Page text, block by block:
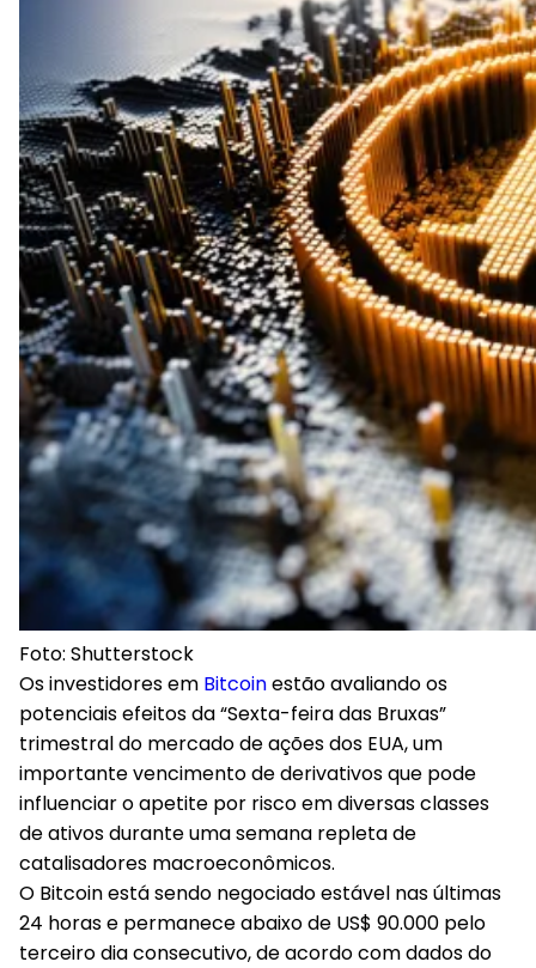
Foto: Shutterstock
Os investidores em Bitcoinestão avaliando os
potenciais efeitos da “Sexta-feira das Bruxas”
trimestral do mercado de ações dos EUA, um
importante vencimento de derivativos que pode
influenciar o apetite por risco em diversas classes
de ativos durante uma semana repleta de
catalisadores macroeconômicos.
O Bitcoin está sendo negociado estável nas últimas
24 horas e permanece abaixo de US$ 90.000 pelo
terceiro dia consecutivo, de acordo com dados do